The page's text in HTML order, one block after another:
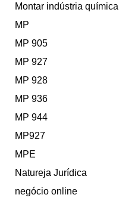
Montar indústria química
MP
MP 905
MP 927
MP 928
MP 936
MP 944
MP927
MPE
Natureja Jurídica
negócio online